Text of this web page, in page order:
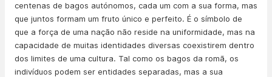
centenas de bagos autónomos, cada um com a sua forma, mas
que juntos formam um fruto único e perfeito. É o símbolo de
que a força de uma nação não reside na uniformidade, mas na
capacidade de muitas identidades diversas coexistirem dentro
dos limites de uma cultura. Tal como os bagos da romã, os
indivíduos podem ser entidades separadas, mas a sua